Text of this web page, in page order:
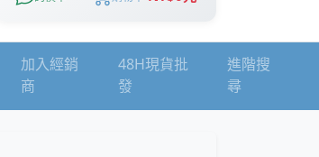
加入經銷
商
48H現貨批
發
進階搜
尋